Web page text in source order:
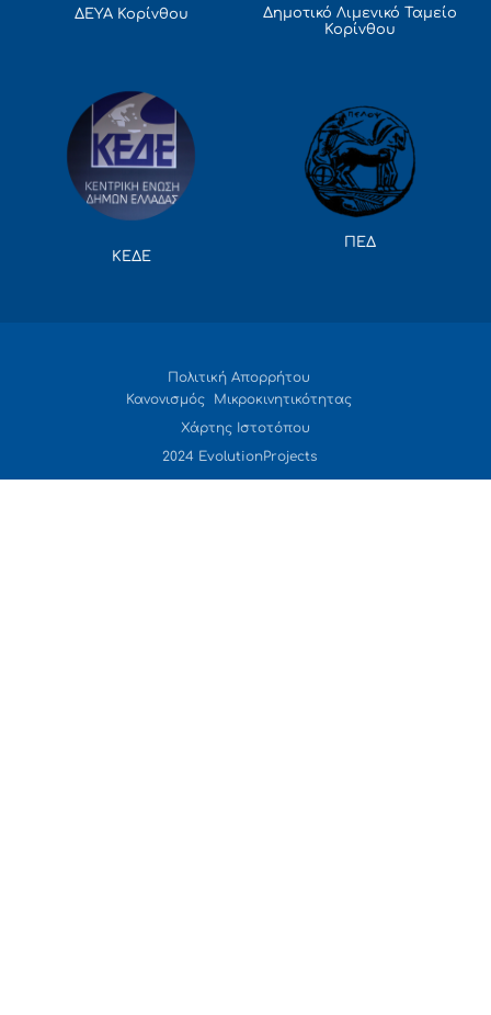
ΔΕΥΑ Κορίνθου
Δημοτικό Λιμενικό Ταμείο
Κορίνθου
ΚΕΔΕ
ΠΕΔ
Πολιτική Απορρήτου
Κανονισμός Μικροκινητικότητας
Χάρτης Ιστοτόπου
2024 EvolutionProjects